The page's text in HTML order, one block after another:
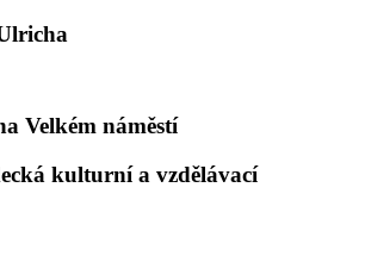
Velkém náměstí
kulturní a vzdělávací